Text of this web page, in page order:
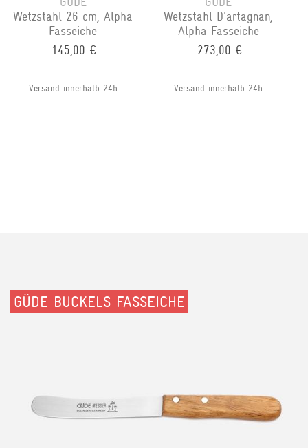
Wetzstahl 26 cm, Alpha
Fasseiche
145,00 €
Versand innerhalb 24h
Wetzstahl D'artagnan,
Alpha Fasseiche
273,00 €
Versand innerhalb 24h
GÜDE BUCKELS FASSEICHE